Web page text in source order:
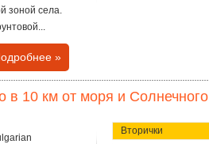
зоной села.
»
в 10 км от моря и Солнечного
Вторички